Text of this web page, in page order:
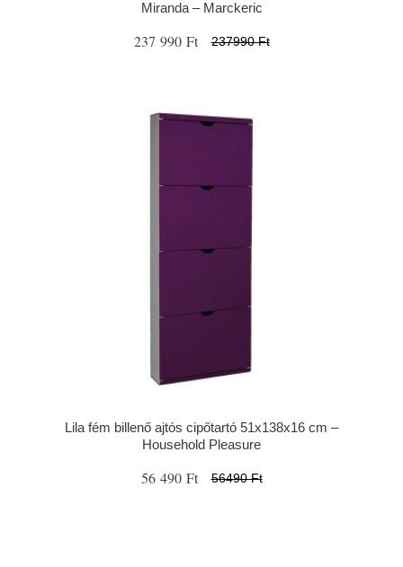
Miranda – Marckeric
237 990 Ft 237990 Ft
Lila fém billenő ajtós cipőtartó 51x138x16 cm –
Household Pleasure
56 490 Ft 56490 Ft